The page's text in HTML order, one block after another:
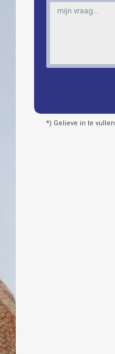
*) Gelieve in te vullen